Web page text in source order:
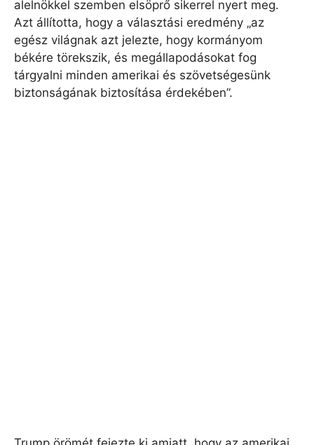
alelnökkel szemben elsöprő sikerrel nyert meg.
Azt állította, hogy a választási eredmény „az
egész világnak azt jelezte, hogy kormányom
békére törekszik, és megállapodásokat fog
tárgyalni minden amerikai és szövetségesünk
biztonságának biztosítása érdekében”.